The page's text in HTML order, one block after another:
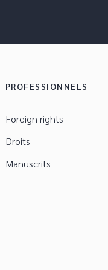
PROFESSIONNELS
Foreign rights
Droits
Manuscrits